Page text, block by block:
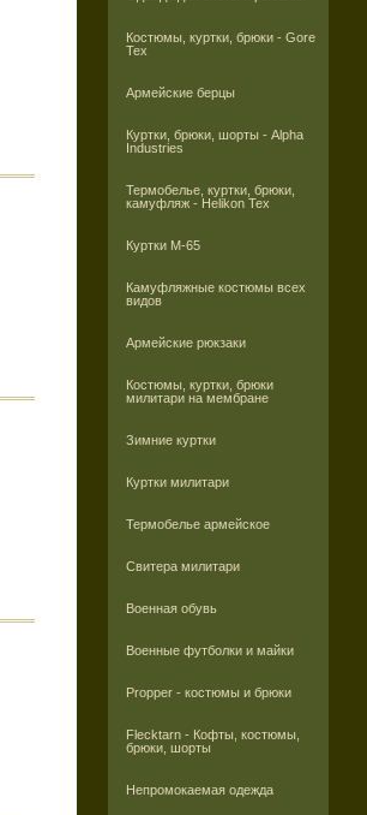
Костюмы, куртки, брюки - Gore
Tex
Армейские берцы
Куртки, брюки, шорты - Alpha
Industries
Термобелье, куртки, брюки,
камуфляж - Helikon Tex
Куртки M-65
Камуфляжные костюмы всех
видов
Армейские рюкзаки
Костюмы, куртки, брюки
милитари на мембране
Зимние куртки
Куртки милитари
Термобелье армейское
Свитера милитари
Военная обувь
Военные футболки и майки
Propper - костюмы и брюки
Flecktarn - Кофты, костюмы,
брюки, шорты
Непромокаемая одежда